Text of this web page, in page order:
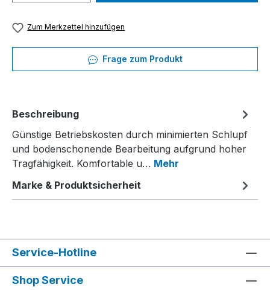
Zum Merkzettel hinzufügen
Frage zum Produkt
Beschreibung
Günstige Betriebskosten durch minimierten Schlupf
und bodenschonende Bearbeitung aufgrund hoher
Tragfähigkeit. Komfortable u… Mehr
Marke & Produktsicherheit
Service-Hotline
Shop Service